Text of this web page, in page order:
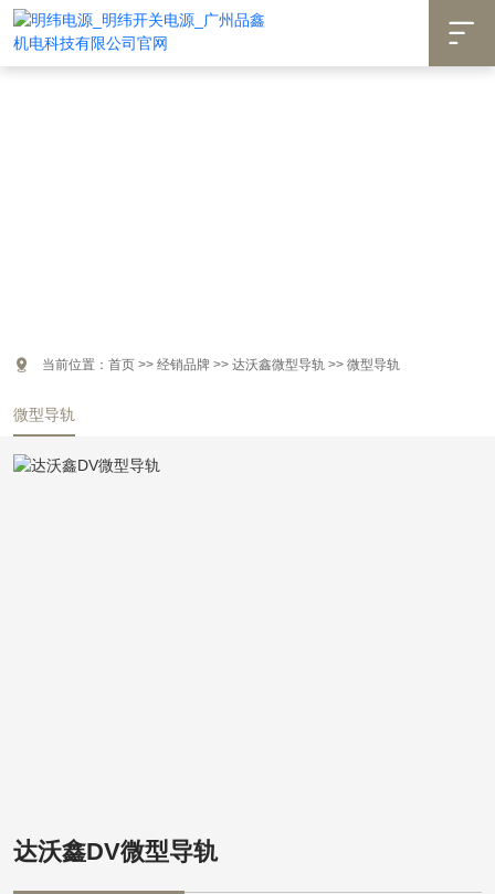

微型导轨
 当前位置： 首页 >> 经销品牌 >> 达沃鑫微型导轨 >> 微型导轨
达沃鑫DV微型导轨